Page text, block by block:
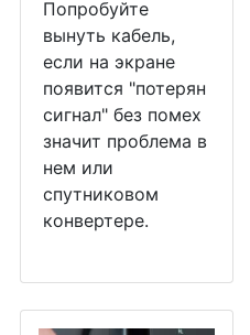
Попробуйте
вынуть кабель,
если на экране
появится "потерян
сигнал" без помех
значит проблема в
нем или
спутниковом
конвертере.